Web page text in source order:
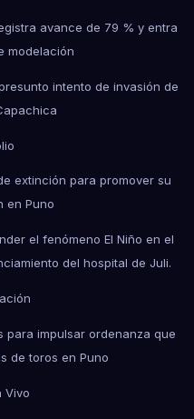
avance de 79 % y entra
modelación
intento de invasión de
extinción para promover su
en Puno
el fenómeno El Niño en el
del hospital de Juli.
para impulsar ordenanza que
de toros en Puno
Vivo